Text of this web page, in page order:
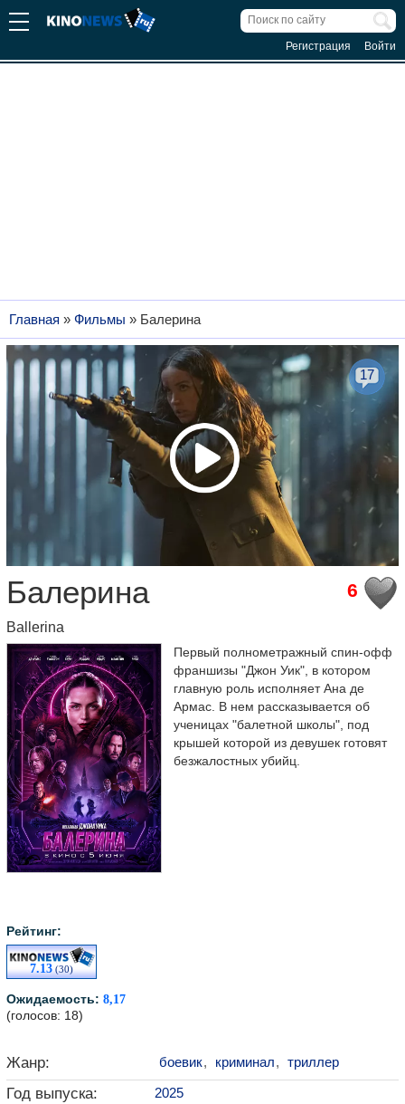
Регистрация Войти
Главная » Фильмы » Балерина
17
6
Балерина
Ballerina
Рейтинг:
7.13 (30)
Ожидаемость: 8,17
(голосов: 18)
Первый полнометражный спин-офф
франшизы "Джон Уик", в котором
главную роль исполняет Ана де
Армас. В нем рассказывается об
ученицах "балетной школы", под
крышей которой из девушек готовят
безжалостных убийц.
Жанр: боевик, криминал, триллер
Год выпуска: 2025